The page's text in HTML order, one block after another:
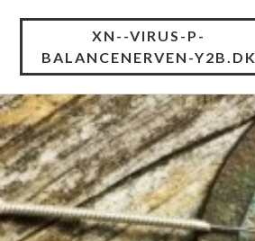
XN--VIRUS-P-
BALANCENERVEN-Y2B.DK